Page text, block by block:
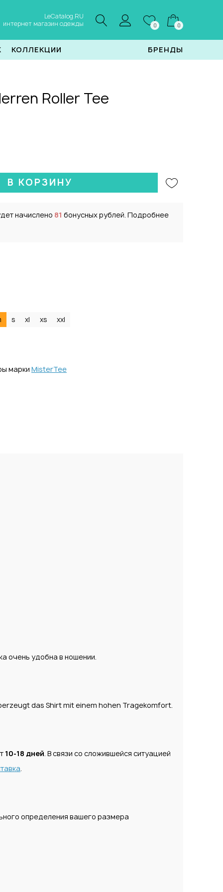
LeCatalog.RU
интернет магазин одежды
0 0
КОЛЛЕКЦИИ БРЕНДЫ
Roller Tee
В КОРЗИНУ
начислено 81 бонусных рублей. Подробнее
s xl xs xxl
марки MisterTee
очень удобна в ношении.
das Shirt mit einem hohen Tragekomfort.
10-18 дней. В связи со сложившейся ситуацией
.
определения вашего размера